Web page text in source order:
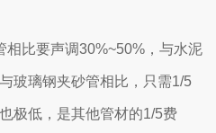
相比要声调30%~50%，与水泥
玻璃钢夹砂管相比，只需1/5
极低，是其他管材的1/5费